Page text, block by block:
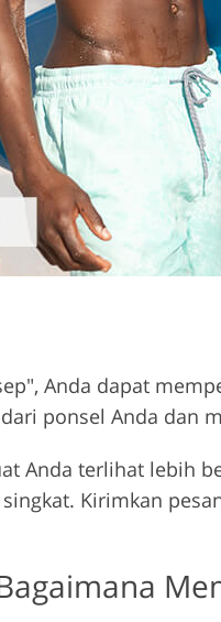
Anda dapat
ponsel Anda dan
Anda terlihat lebih
Kirimkan